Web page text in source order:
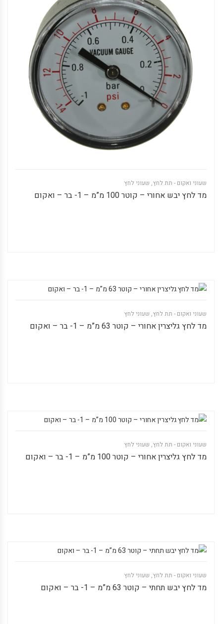
שעוני ואקום - תת לחץ, שעוני לחץ
מד לחץ יבש אחורי – קוטר 100 מ”מ – 1- בר – ואקום
שעוני ואקום - תת לחץ, שעוני לחץ
מד לחץ גליצרין אחורי – קוטר 63 מ”מ – 1- בר – ואקום
שעוני ואקום - תת לחץ, שעוני לחץ
מד לחץ גליצרין אחורי – קוטר 100 מ”מ – 1- בר – ואקום
שעוני ואקום - תת לחץ, שעוני לחץ
מד לחץ יבש תחתי – קוטר 63 מ”מ – 1- בר – ואקום